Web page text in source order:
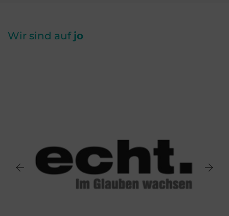
Wir sind auf jo